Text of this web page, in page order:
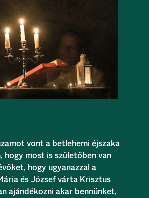
vont a betlehemi éjszaka
hogy most is születőben van
hogy ugyanazzal a
és József várta Krisztus
ajándékozni akar bennünket,